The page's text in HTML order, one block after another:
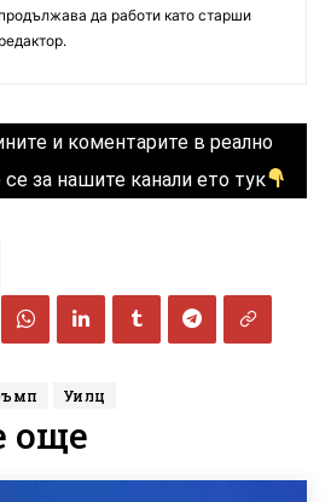
продължава да работи като старши
редактор.
и коментарите в реално
за нашите канали ето тук
Уилц
още